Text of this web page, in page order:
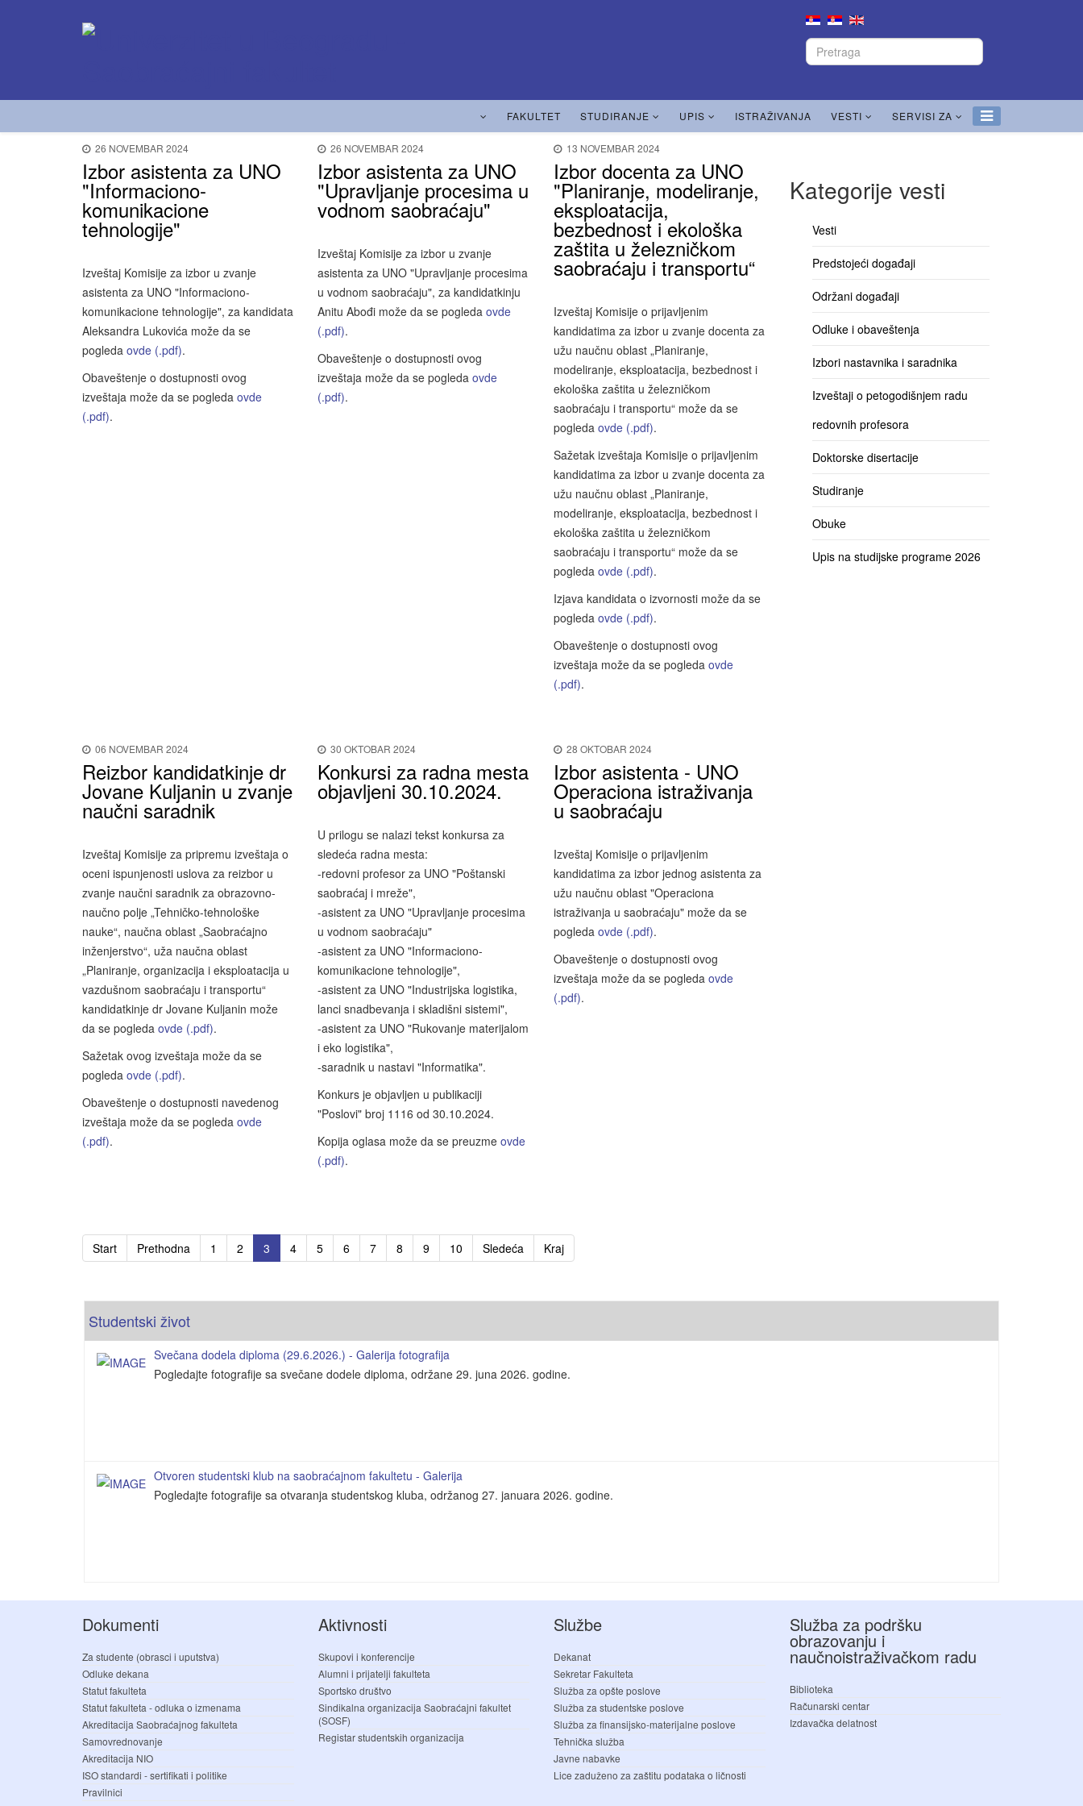
FAKULTET STUDIRANJE UPIS ISTRAŽIVANJA VESTI SERVISI ZA
26 NOVEMBAR 2024
Izbor asistenta za UNO
"Informaciono-
komunikacione
tehnologije"
Izveštaj Komisije za izbor u zvanje
asistenta za UNO "Informaciono-
komunikacione tehnologije", za kandidata
Aleksandra Lukovića može da se
pogleda ovde (.pdf).
Obaveštenje o dostupnosti ovog
izveštaja može da se pogleda ovde
(.pdf).
26 NOVEMBAR 2024
Izbor asistenta za UNO
"Upravljanje procesima u
vodnom saobraćaju"
Izveštaj Komisije za izbor u zvanje
asistenta za UNO "Upravljanje procesima
u vodnom saobraćaju", za kandidatkinju
Anitu Abođi može da se pogledaovde
(.pdf).
Obaveštenje o dostupnosti ovog
izveštaja može da se pogledaovde
(.pdf).
13 NOVEMBAR 2024
Izbor docenta za UNO
"Planiranje, modeliranje,
eksploatacija,
bezbednost i ekološka
zaštita u železničkom
saobraćaju i transportu“
Izveštaj Komisije o prijavljenim
kandidatima za izbor u zvanje docenta za
užu naučnu oblast „Planiranje,
modeliranje, eksploatacija, bezbednost i
ekološka zaštita u železničkom
saobraćaju i transportu“ može da se
pogleda ovde (.pdf).
Sažetak izveštaja Komisije o prijavljenim
kandidatima za izbor u zvanje docenta za
užu naučnu oblast „Planiranje,
modeliranje, eksploatacija, bezbednost i
ekološka zaštita u železničkom
saobraćaju i transportu“ može da se
pogleda ovde (.pdf).
Izjava kandidata o izvornosti može da se
pogleda ovde (.pdf).
Obaveštenje o dostupnosti ovog
izveštaja može da se pogleda ovde
(.pdf).
06 NOVEMBAR 2024
Reizbor kandidatkinje dr
Jovane Kuljanin u zvanje
naučni saradnik
Izveštaj Komisije za pripremu izveštaja o
oceni ispunjenosti uslova za reizbor u
zvanje naučni saradnik za obrazovno-
naučno polje „Tehničko-tehnološke
nauke“, naučna oblast „Saobraćajno
inženjerstvo“, uža naučna oblast
„Planiranje, organizacija i eksploatacija u
vazdušnom saobraćaju i transportu“
kandidatkinje dr Jovane Kuljanin može
da se pogleda ovde (.pdf).
Sažetak ovog izveštaja može da se
pogleda ovde (.pdf).
Obaveštenje o dostupnosti navedenog
izveštaja može da se pogleda ovde
(.pdf).
30 OKTOBAR 2024
Konkursi za radna mesta
objavljeni 30.10.2024.
U prilogu se nalazi tekst konkursa za
sledeća radna mesta:
-redovni profesor za UNO "Poštanski
saobraćaj i mreže",
-asistent za UNO "Upravljanje procesima
u vodnom saobraćaju"
-asistent za UNO "Informaciono-
komunikacione tehnologije",
-asistent za UNO "Industrijska logistika,
lanci snadbevanja i skladišni sistemi",
-asistent za UNO "Rukovanje materijalom
i eko logistika",
-saradnik u nastavi "Informatika".
Konkurs je objavljen u publikaciji
"Poslovi" broj 1116 od 30.10.2024.
Kopija oglasa može da se preuzmeovde
(.pdf).
28 OKTOBAR 2024
Izbor asistenta - UNO
Operaciona istraživanja
u saobraćaju
Izveštaj Komisije o prijavljenim
kandidatima za izbor jednog asistenta za
užu naučnu oblast "Operaciona
istraživanja u saobraćaju" može da se
pogleda ovde (.pdf).
Obaveštenje o dostupnosti ovog
izveštaja može da se pogleda ovde
(.pdf).
Start Prethodna 1 2 3 4 5 6 7 8 9 10 Sledeća Kraj
Kategorije vesti
Vesti
Predstojeći događaji
Održani događaji
Odluke i obaveštenja
Izbori nastavnika i saradnika
Izveštaji o petogodišnjem radu
redovnih profesora
Doktorske disertacije
Studiranje
Obuke
Upis na studijske programe 2026
Studentski život
Svečana dodela diploma (29.6.2026.) - Galerija fotografija
Pogledajte fotografije sa svečane dodele diploma, održane 29. juna 2026. godine.
Otvoren studentski klub na saobraćajnom fakultetu - Galerija
Pogledajte fotografije sa otvaranja studentskog kluba, održanog 27. januara 2026. godine.
Dokumenti
Za studente (obrasci i uputstva)
Odluke dekana
Statut fakulteta
Statut fakulteta - odluka o izmenama
Akreditacija Saobraćajnog fakulteta
Samovrednovanje
Akreditacija NIO
ISO standardi - sertifikati i politike
Pravilnici
Aktivnosti
Skupovi i konferencije
Alumni i prijatelji fakulteta
Sportsko društvo
Sindikalna organizacija Saobraćajni fakultet
(SOSF)
Registar studentskih organizacija
Službe
Dekanat
Sekretar Fakulteta
Služba za opšte poslove
Služba za studentske poslove
Služba za finansijsko-materijalne poslove
Tehnička služba
Javne nabavke
Lice zaduženo za zaštitu podataka o ličnosti
Služba za podršku
obrazovanju i
naučnoistraživačkom radu
Biblioteka
Računarski centar
Izdavačka delatnost